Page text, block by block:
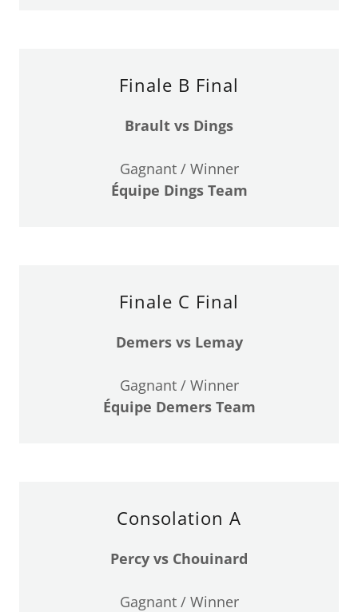
Finale B Final
Brault vs Dings
Gagnant / Winner
Équipe Dings Team
Finale C Final
Demers vs Lemay
Gagnant / Winner
Équipe Demers Team
Consolation A
Percy vs Chouinard
Gagnant / Winner